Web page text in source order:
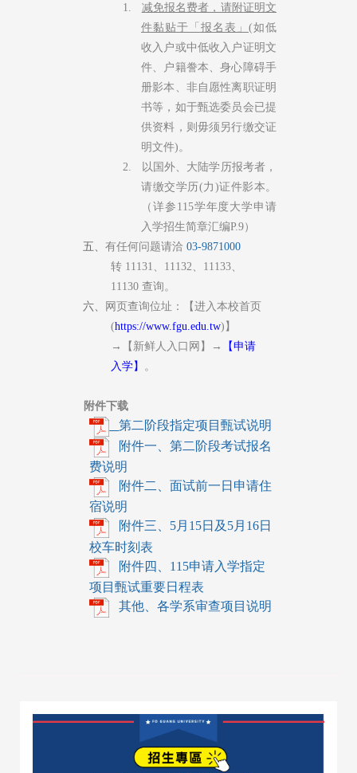
1. 减免报名费者，请附证明文
件黏贴于「报名表」 (如低
收入户或中低收入户证明文
件、户籍誊本、身心障碍手
册影本、非自愿性离职证明
书等，如于甄选委员会已提
供资料，则毋须另行缴交证
明文件)。
2. 以国外、大陆学历报考者，
请缴交学历(力)证件影本。
（详参115学年度大学申请
入学招生简章汇编P.9）
五、 有任何问题请洽 03-9871000
转 11131 11132 11133
11130 查询。
六、
网页查询位址：【进入本校首页
(https://www.fgu.edu.tw) 】
→
【新鲜人入口网】 →
【申请
入学】
。
附件下载
第二阶段指定项目甄试说明
附件一、第二阶段考试报名
费说明
附件二、面试前一日申请住
宿说明
附件三、5月15日及5月16日
校车时刻表
附件四、115申请入学指定
项目甄试重要日程表
​ 其他、各学系审查项目说明